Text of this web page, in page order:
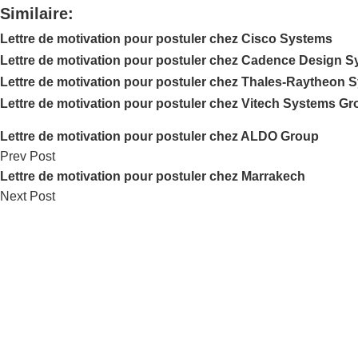
Similaire:
Lettre de motivation pour postuler chez Cisco Systems
Lettre de motivation pour postuler chez Cadence Design
Lettre de motivation pour postuler chez Thales-Raytheon
Lettre de motivation pour postuler chez Vitech Systems
Lettre de motivation pour postuler chez ALDO Group
Prev Post
Lettre de motivation pour postuler chez Marrakech
Next Post